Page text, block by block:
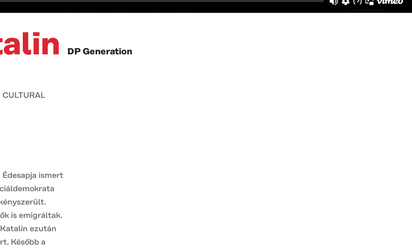
DP Generation
ismert
is emigráltak.
ezután
Később a